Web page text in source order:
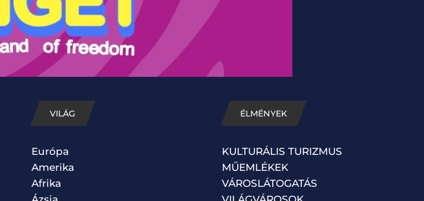
VILÁG
Európa
Amerika
Afrika
ÉLMÉNYEK
KULTURÁLIS TURIZMUS
MŰEMLÉKEK
VÁROSLÁTOGATÁS